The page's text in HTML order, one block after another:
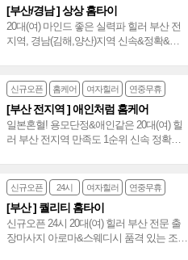
[부산/경남 ] 상상 홈타이
20대(여) 마인드 좋은 실력파 힐러 부산 전
지역, 경남(김해,양산)지역 신속&정확&친
신규오픈 홈케어 여자힐러 연중무휴
[부산 전지역 ] 애인처럼 홈케어
일본혼혈! 용모단정&애인같은 20대(여) 힐
러 부산 전지역 만족도 1순위 신속 정확한
신규오픈 24시 여자힐러 연중무휴
[부산 ] 퀄리티 홈타이
신규오픈 24시 20대(여) 힐러 부산 전문 출
장마사지 아로마&스웨디시 품격 있는 조합